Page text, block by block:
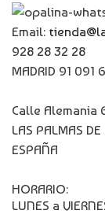
Email:
928 28 32 28
MADRID 91 091
Calle Alemania
LAS PALMAS DE
ESPAÑA
HORARIO:
LUNES a